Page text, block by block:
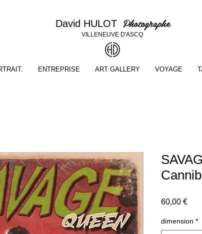
David HULOT Photographe
VILLENEUVE D'ASCQ
ENTREPRISE ART GALLERY VOYAGE
60,00 €Prix
dimension *